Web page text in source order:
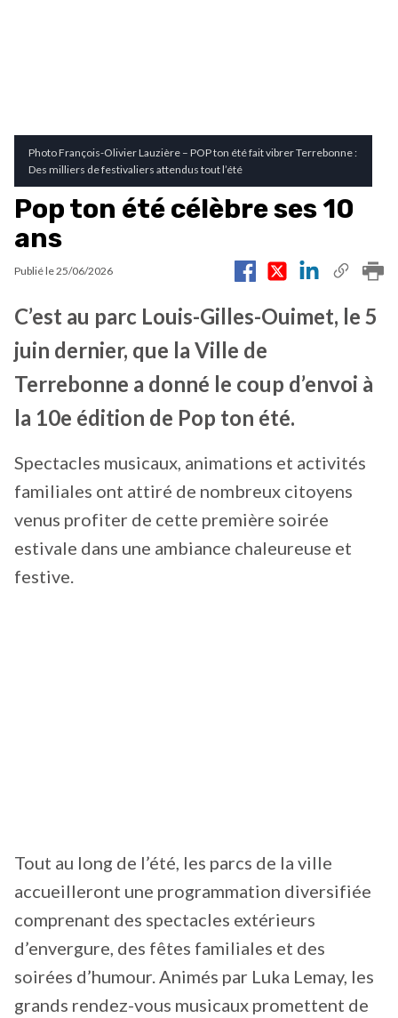
Photo François-Olivier Lauzière – POP ton été fait vibrer Terrebonne :
Des milliers de festivaliers attendus tout l’été
Pop ton été célèbre ses 10
ans
Publié le25/06/2026
C’est au parc Louis-Gilles-Ouimet, le 5
juin dernier, que la Ville de
Terrebonne a donné le coup d’envoi à
la 10e édition de Pop ton été.
Spectacles musicaux, animations et activités
familiales ont attiré de nombreux citoyens
venus profiter de cette première soirée
estivale dans une ambiance chaleureuse et
festive.
Tout au long de l’été, les parcs de la ville
accueilleront une programmation diversifiée
comprenant des spectacles extérieurs
d’envergure, des fêtes familiales et des
soirées d’humour. Animés par Luka Lemay, les
grands rendez-vous musicaux promettent de